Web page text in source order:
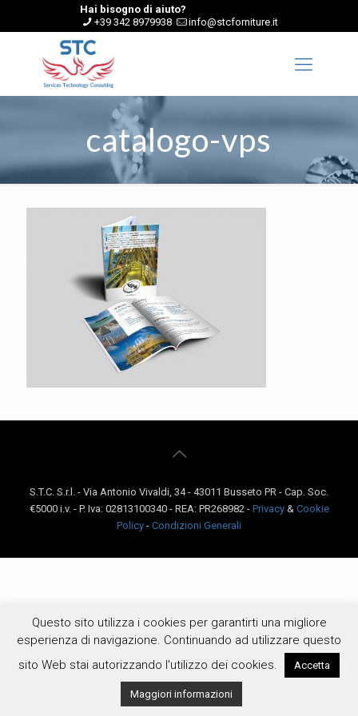
Hai bisogno di aiuto?
+39 342 8979938
info@stcforniture.it
catalogo-vps
S.T.C. S.r.l. - Via Antonio Vivaldi, 34 - 43011 Busseto PR - Cap. Soc.
€5000 i.v. - P. Iva: 02813100340 - REA: PR268982 - Privacy& Cookie
Policy - Condizioni Generali
Questo sito utilizza i cookies per garantirti una migliore
esperienza di navigazione. Continuando ad utilizzare questo
sito Web stai autorizzando l'utilizzo dei cookies.
Accetta
Maggiori informazioni